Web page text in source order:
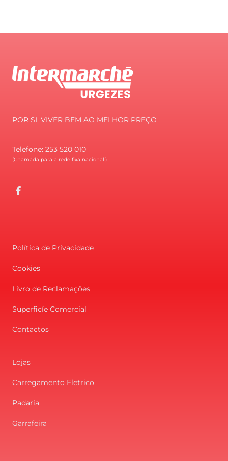
POR SI, VIVER BEM AO MELHOR PREÇO
Telefone: 253 520 010
(Chamada para a rede fixa nacional.)
Facebook
Política de Privacidade
Cookies
Livro de Reclamações
Superficíe Comercial
Contactos
Lojas
Carregamento Eletrico
Padaria
Garrafeira